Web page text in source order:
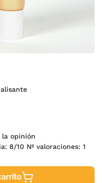
la opinión
8/10 Nº valoraciones: 1